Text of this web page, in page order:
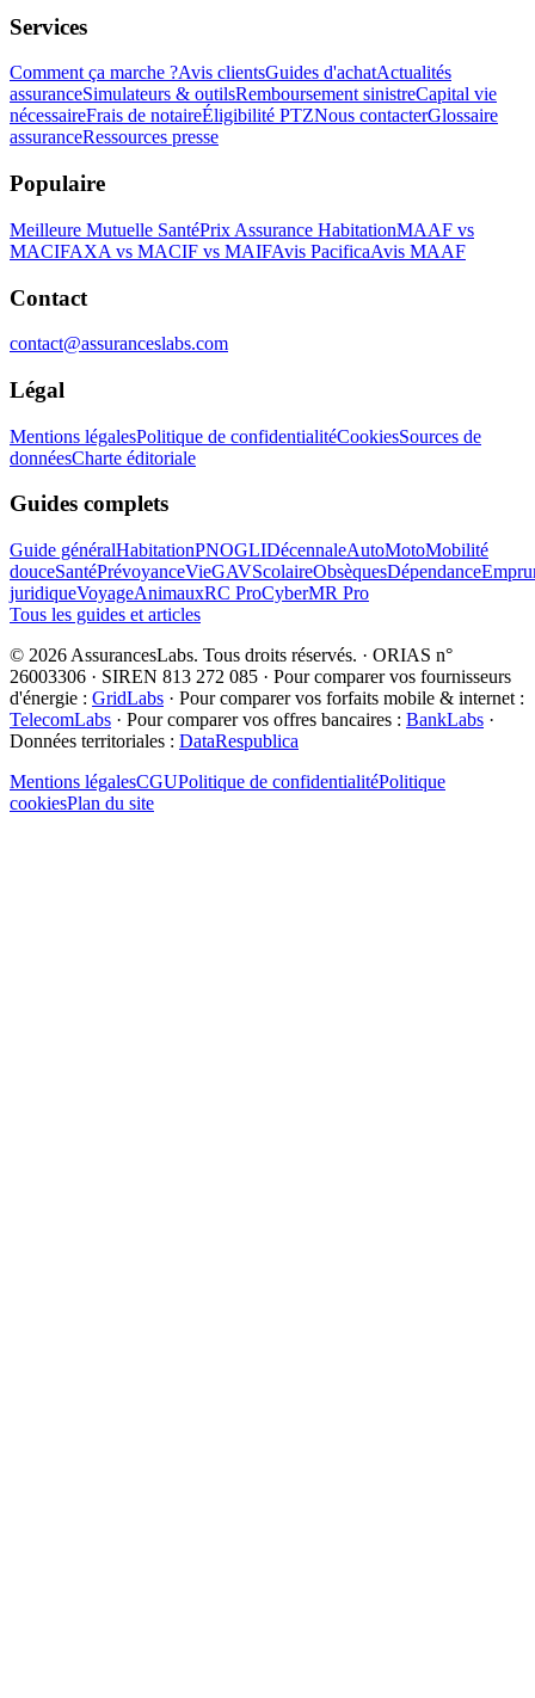
Services
Comment ça marche ?Avis clientsGuides d'achatActualités
assuranceSimulateurs & outilsRemboursement sinistreCapital vie
nécessaireFrais de notaireÉligibilité PTZNous contacterGlossaire
assuranceRessources presse
Populaire
Meilleure Mutuelle SantéPrix Assurance HabitationMAAF vs
MACIFAXA vs MACIF vs MAIFAvis PacificaAvis MAAF
Contact
contact@assuranceslabs.com
Légal
Mentions légalesPolitique de confidentialitéCookiesSources de
donnéesCharte éditoriale
Guides complets
Guide généralHabitationPNOGLIDécennaleAutoMotoMobilité
douceSantéPrévoyanceVieGAVScolaireObsèquesDépendance
juridiqueVoyageAnimauxRC ProCyberMR Pro
Tous les guides et articles
© 2026 AssurancesLabs. Tous droits réservés. · ORIAS n°
26003306 · SIREN 813 272 085 · Pour comparer vos fournisseurs
d'énergie : GridLabs · Pour comparer vos forfaits mobile & internet :
TelecomLabs · Pour comparer vos offres bancaires : BankLabs ·
Données territoriales : DataRespublica
Mentions légalesCGUPolitique de confidentialitéPolitique
cookiesPlan du site